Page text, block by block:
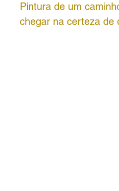
Pintura de um
chegar na certeza de